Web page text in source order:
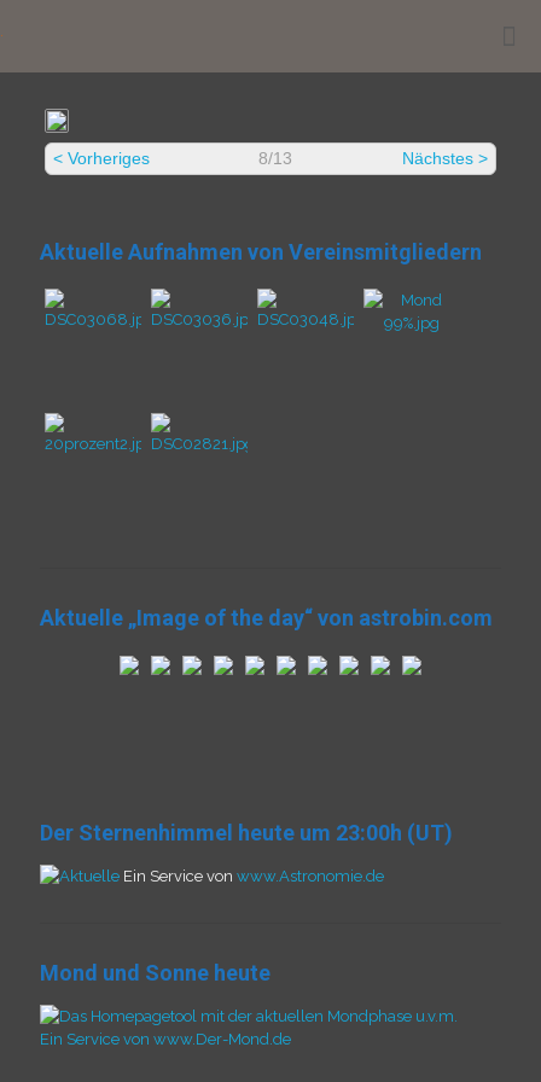
< Vorheriges 8/13 Nächstes >
Aktuelle Aufnahmen von Vereinsmitgliedern
Aktuelle „Image of the day“ von astrobin.com
Der Sternenhimmel heute um 23:00h (UT)
Ein Service von www.Astronomie.de
Mond und Sonne heute
Ein Service von www.Der-Mond.de